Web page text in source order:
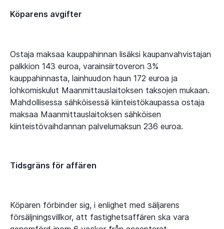
Köparens avgifter
Ostaja maksaa kauppahinnan lisäksi kaupanvahvistajan
palkkion 143 euroa, varainsiirtoveron 3%
kauppahinnasta, lainhuudon haun 172 euroa ja
lohkomiskulut Maanmittauslaitoksen taksojen mukaan.
Mahdollisessa sähköisessä kiinteistökaupassa ostaja
maksaa Maanmittauslaitoksen sähköisen
kiinteistövaihdannan palvelumaksun 236 euroa.
Tidsgräns för affären
Köparen förbinder sig, i enlighet med säljarens
försäljningsvillkor, att fastighetsaffären ska vara